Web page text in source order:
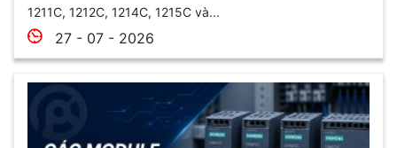
1211C, 1212C, 1214C, 1215C và...
27 - 07 - 2026